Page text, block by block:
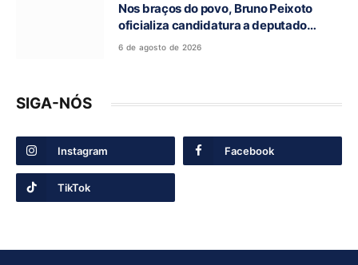
Nos braços do povo, Bruno Peixoto
oficializa candidatura a deputado
federal em convenção do União Brasil
6 de agosto de 2026
SIGA-NÓS
Instagram Facebook
TikTok